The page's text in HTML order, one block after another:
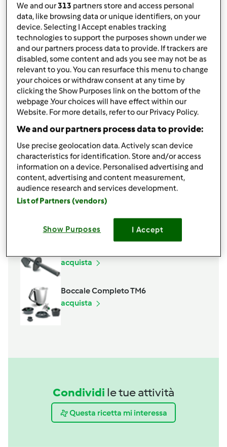
Ingredienti
Crostoni al rosmarino
250g farina tipo 0
135gacqua
2cucchiainizucchero
2cucchiaiolio di oliva
8glievito di birra
mezzocucchiainomalto d'orzo
1cucchiaiorosmarino fresco,gli aghi
1pizzicopepe
Aggiungi alla lista della spesa
Accessori che ti serviranno
acquista
Boccale Completo TM6
acquista
Condividi le tue attività
Questa ricetta mi interessa
We and our313 partners store and access personal
data, like browsing data or unique identifiers, on your
device. Selecting I Accept enables tracking
technologies to support the purposes shown under we
and our partners process data to provide. If trackers are
disabled, some content and ads you see may not be as
relevant to you. You can resurface this menu to change
your choices or withdraw consent at any time by
clicking the Show Purposes link on the bottom of the
webpage .Your choices will have effect within our
Website. For more details, refer to our Privacy Policy.
We and our partners process data to provide:
Use precise geolocation data. Actively scan device
characteristics for identification. Store and/or access
information on a device. Personalised advertising and
content, advertising and content measurement,
audience research and services development.
List of Partners (vendors)
Show Purposes I Accept